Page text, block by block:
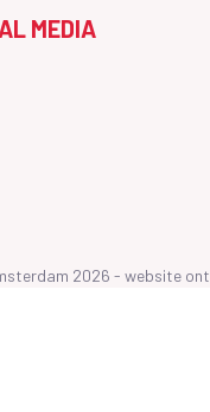
MEDIA
2026 - website